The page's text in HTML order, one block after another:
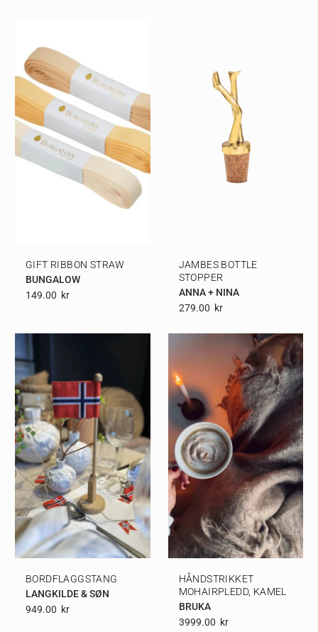
GIFT RIBBON STRAW
BUNGALOW
149.00 Kr
JAMBES BOTTLE
STOPPER
ANNA + NINA
279.00 Kr
BORDFLAGGSTANG
LANGKILDE & SØN
949.00 Kr
HÅNDSTRIKKET
MOHAIRPLEDD, KAMEL
BRUKA
3999.00 Kr